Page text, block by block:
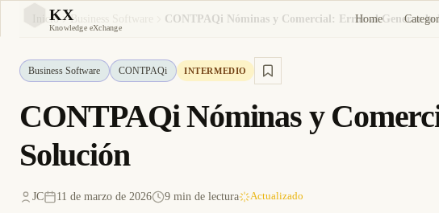
KX
Knowledge eXchange
Home
Inicio Business Software
Business Software CONTPAQi INTERMEDIO
CONTPAQi Nóminas y
Solución
JC 11 de marzo de 2026 9 min de lectura Actualizado